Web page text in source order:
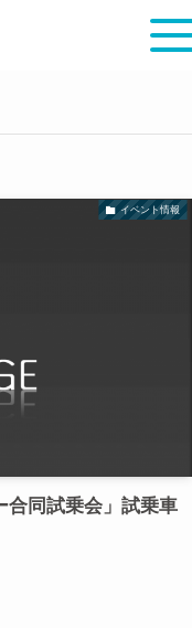
イベント情報
合同試乗会」試乗車